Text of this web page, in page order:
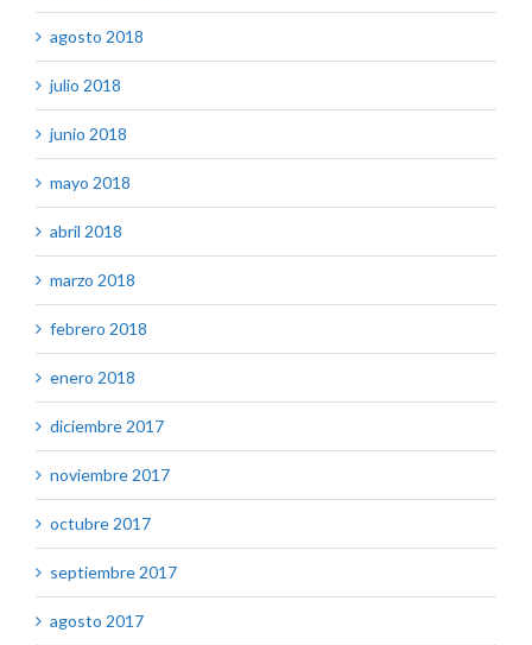
agosto 2018
julio 2018
junio 2018
mayo 2018
abril 2018
marzo 2018
febrero 2018
enero 2018
diciembre 2017
noviembre 2017
octubre 2017
septiembre 2017
agosto 2017